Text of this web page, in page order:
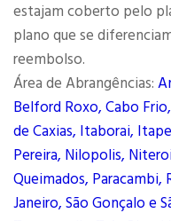
estajam coberto pelo
plano que se
reembolso.
Área de Abrangências:
Belford Roxo, Cabo
de Caxias, Itaborai,
Pereira, Nilopolis,
Queimados, Paracambi,
Janeiro, São Gonçalo e